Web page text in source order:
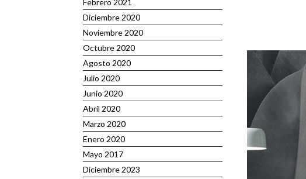
Febrero 2021
Diciembre 2020
Noviembre 2020
Octubre 2020
Agosto 2020
Julio 2020
Junio 2020
Abril 2020
Marzo 2020
Enero 2020
Mayo 2017
Diciembre 2023